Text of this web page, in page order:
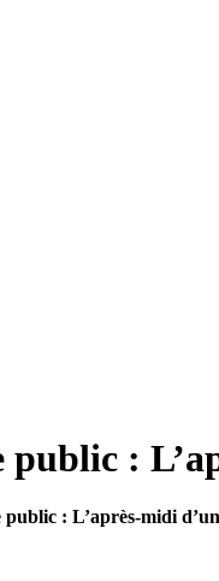
public :
public : L’après-midi